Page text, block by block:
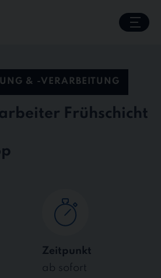
& -VERARBEITUNG
Frühschicht
Zeitpunkt
ab sofort